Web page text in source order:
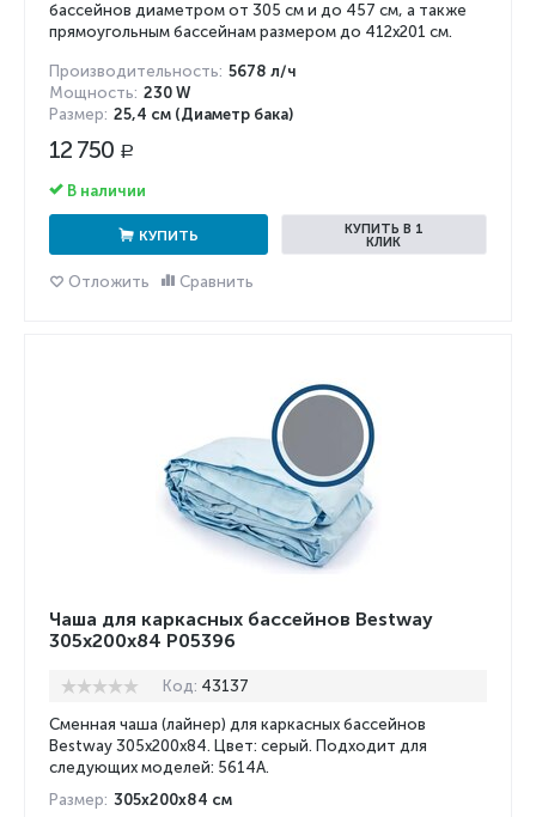
бассейнов диаметром от 305 см и до 457 см, а также
прямоугольным бассейнам размером до 412x201 см.
Производительность: 5678 л/ч
Мощность: 230 W
Размер: 25,4 см (Диаметр бака)
12 750 Р
В наличии
КУПИТЬ
КУПИТЬ В 1
КЛИК
Отложить Сравнить
Чаша для каркасных бассейнов Bestway
305х200х84 P05396
Код: 43137
Сменная чаша (лайнер) для каркасных бассейнов
Bestway 305х200х84. Цвет: серый. Подходит для
следующих моделей: 5614A.
Размер: 305х200х84 см